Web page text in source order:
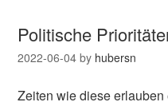
Politische
2022-06-04 by hubersn
Zeiten wie diese